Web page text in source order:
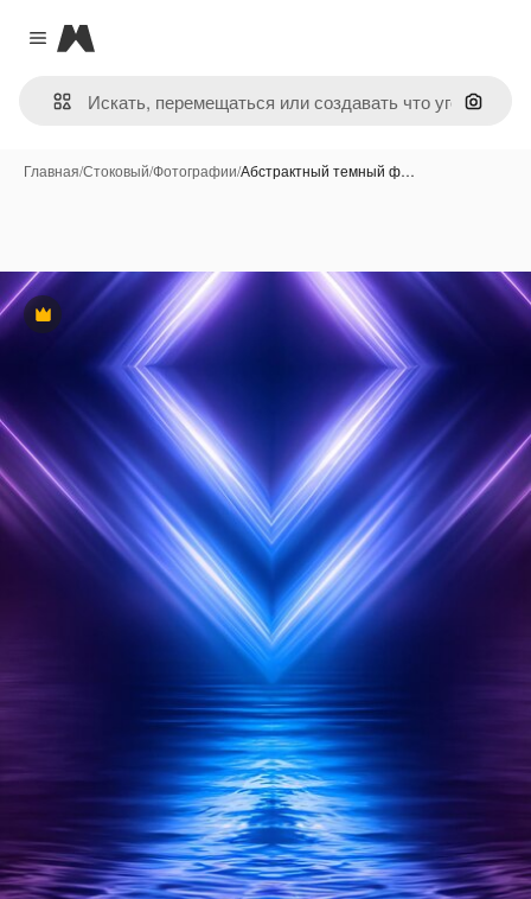
Close menu
Magnific
Поиск
Главная/Стоковый/Фотографии/Абстрактный темный ф…
Премиум